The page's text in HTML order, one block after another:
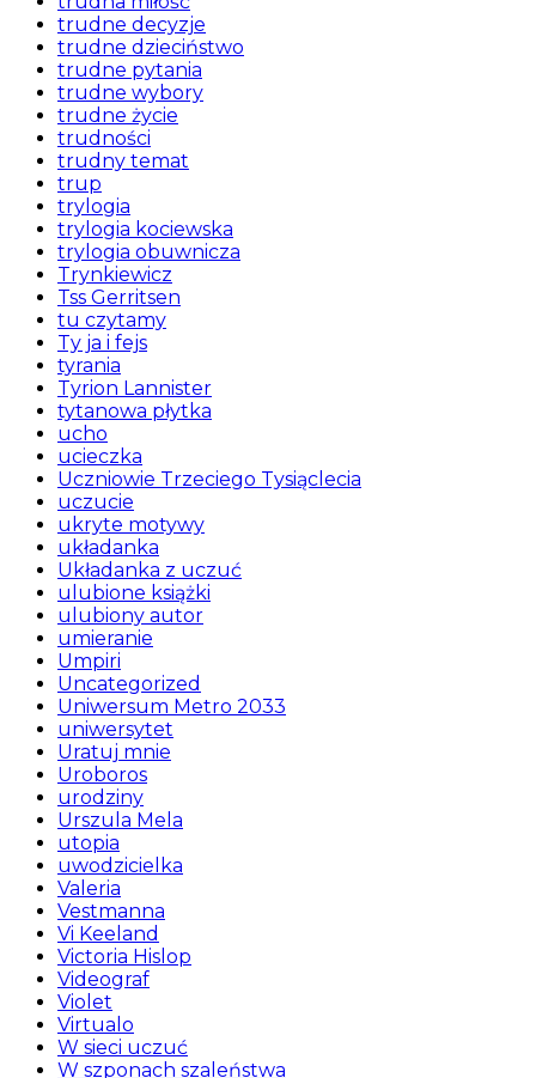
trudne decyzje
trudne dzieciństwo
trudne pytania
trudne wybory
trudne życie
trudności
trudny temat
trup
trylogia
trylogia kociewska
trylogia obuwnicza
Trynkiewicz
Tss Gerritsen
tu czytamy
Ty ja i fejs
tyrania
Tyrion Lannister
tytanowa płytka
ucho
ucieczka
Uczniowie Trzeciego Tysiąclecia
uczucie
ukryte motywy
układanka
Układanka z uczuć
ulubione książki
ulubiony autor
umieranie
Umpiri
Uncategorized
Uniwersum Metro 2033
uniwersytet
Uratuj mnie
Uroboros
urodziny
Urszula Mela
utopia
uwodzicielka
Valeria
Vestmanna
Vi Keeland
Victoria Hislop
Videograf
Violet
Virtualo
W sieci uczuć
W szponach szaleństwa